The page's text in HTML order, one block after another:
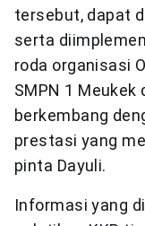
tersebut, dapat
serta
roda organisasi
SMPN 1
berkembang
prestasi yang
pinta Dayuli.
Informasi yang